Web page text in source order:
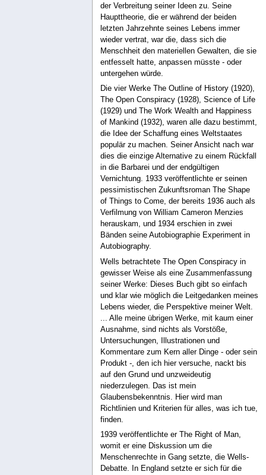
der Verbreitung seiner Ideen zu. Seine
Haupttheorie, die er während der beiden
letzten Jahrzehnte seines Lebens immer
wieder vertrat, war die, dass sich die
Menschheit den materiellen Gewalten, die sie
entfesselt hatte, anpassen müsste - oder
untergehen würde.
Die vier Werke The Outline of History (1920),
The Open Conspiracy (1928), Science of Life
(1929) und The Work Wealth and Happiness
of Mankind (1932), waren alle dazu bestimmt,
die Idee der Schaffung eines Weltstaates
populär zu machen. Seiner Ansicht nach war
dies die einzige Alternative zu einem Rückfall
in die Barbarei und der endgültigen
Vernichtung. 1933 veröffentlichte er seinen
pessimistischen Zukunftsroman The Shape
of Things to Come, der bereits 1936 auch als
Verfilmung von William Cameron Menzies
herauskam, und 1934 erschien in zwei
Bänden seine Autobiographie Experiment in
Autobiography.
Wells betrachtete The Open Conspiracy in
gewisser Weise als eine Zusammenfassung
seiner Werke: Dieses Buch gibt so einfach
und klar wie möglich die Leitgedanken meines
Lebens wieder, die Perspektive meiner Welt.
... Alle meine übrigen Werke, mit kaum einer
Ausnahme, sind nichts als Vorstöße,
Untersuchungen, Illustrationen und
Kommentare zum Kern aller Dinge - oder sein
Produkt -, den ich hier versuche, nackt bis
auf den Grund und unzweideutig
niederzulegen. Das ist mein
Glaubensbekenntnis. Hier wird man
Richtlinien und Kriterien für alles, was ich tue,
finden.
1939 veröffentlichte er The Right of Man,
womit er eine Diskussion um die
Menschenrechte in Gang setzte, die Wells-
Debatte. In England setzte er sich für die